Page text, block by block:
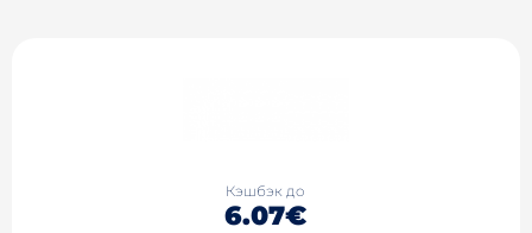
Кэшбэк до
6.07€